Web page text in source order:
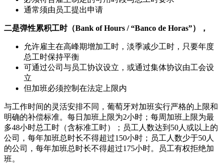
通常须由员工提出申请
二是弹性累积工时（Bank of Hours / “Banco de Horas”），
允许雇主在高峰期增加工时，淡季减少工时，只要年度
总工时保持平衡
可通过公司与员工协议设立，或通过集体协议由工会设
立
但加班必须控制在法定上限内
与工作时间的灵活安排不同，葡萄牙对加班实行严格的上限和
明确的补偿标准。每日加班上限为2小时；每周加班上限为最
多48小时总工时（含标准工时）；员工人数达到50人或以上的
公司，每年加班总时长不得超过150小时；员工人数少于50人
的公司，每年加班总时长不得超过175小时。员工有权拒绝加
班。